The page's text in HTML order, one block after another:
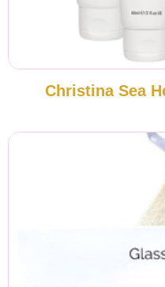
Christina Sea